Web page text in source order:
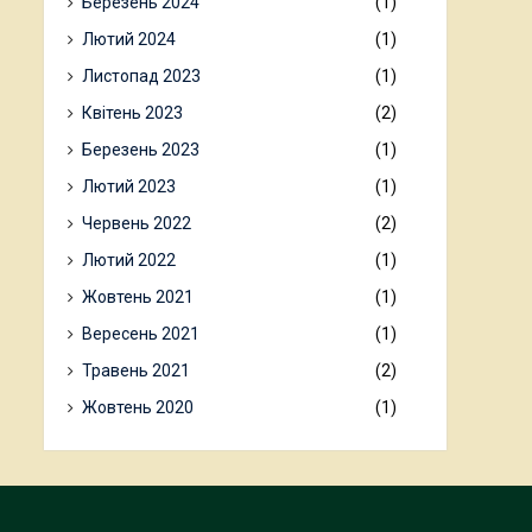
Лютий 2024
(1)
Листопад 2023
(1)
Квітень 2023
(2)
Березень 2023
(1)
Лютий 2023
(1)
Червень 2022
(2)
Лютий 2022
(1)
Жовтень 2021
(1)
Вересень 2021
(1)
Травень 2021
(2)
Жовтень 2020
(1)